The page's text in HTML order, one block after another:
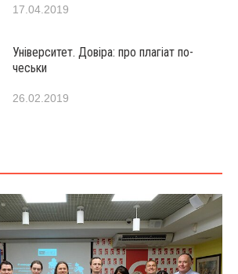
17.04.2019
Університет. Довіра: про плагіат по-
чеськи
26.02.2019